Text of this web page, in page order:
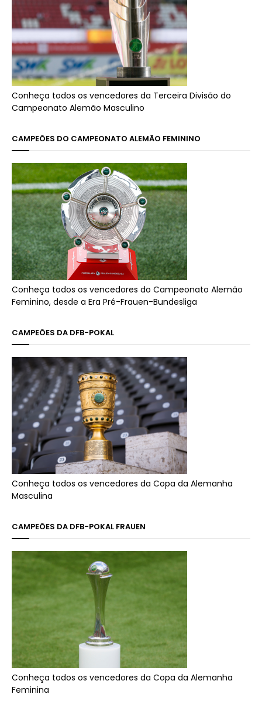
Conheça todos os vencedores da Terceira Divisão do
Campeonato Alemão Masculino
CAMPEÕES DO CAMPEONATO ALEMÃO FEMININO
Conheça todos os vencedores do Campeonato Alemão
Feminino, desde a Era Pré-Frauen-Bundesliga
CAMPEÕES DA DFB-POKAL
Conheça todos os vencedores da Copa da Alemanha
Masculina
CAMPEÕES DA DFB-POKAL FRAUEN
Conheça todos os vencedores da Copa da Alemanha
Feminina